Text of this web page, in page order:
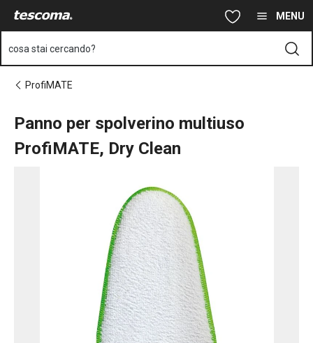
Vai al contenuto principale MENU
cosa stai cercando?
ProfiMATE
Panno per spolverino multiuso
ProfiMATE, Dry Clean